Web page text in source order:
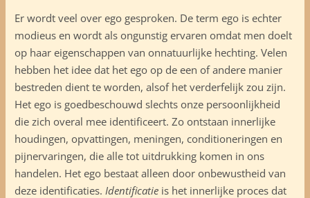
Er wordt veel over ego gesproken. De term ego is echter
modieus en wordt als ongunstig ervaren omdat men doelt
op haar eigenschappen van onnatuurlijke hechting. Velen
hebben het idee dat het ego op de een of andere manier
bestreden dient te worden, alsof het verderfelijk zou zijn.
Het ego is goedbeschouwd slechts onze persoonlijkheid
die zich overal mee identificeert. Zo ontstaan innerlijke
houdingen, opvattingen, meningen, conditioneringen en
pijnervaringen, die alle tot uitdrukking komen in ons
handelen. Het ego bestaat alleen door onbewustheid van
deze identificaties. Identificatieis het innerlijke proces dat